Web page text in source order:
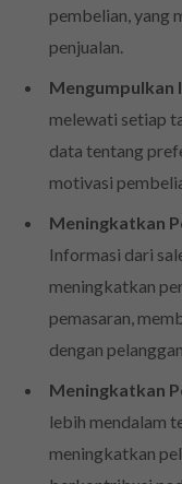
pembelian, yang
penjualan.
Mengumpulkan
melewati setiap
data tentang
motivasi
Meningkatkan
Informasi dari
meningkatkan
pemasaran,
dengan
Meningkatkan
lebih mendalam
meningkatkan